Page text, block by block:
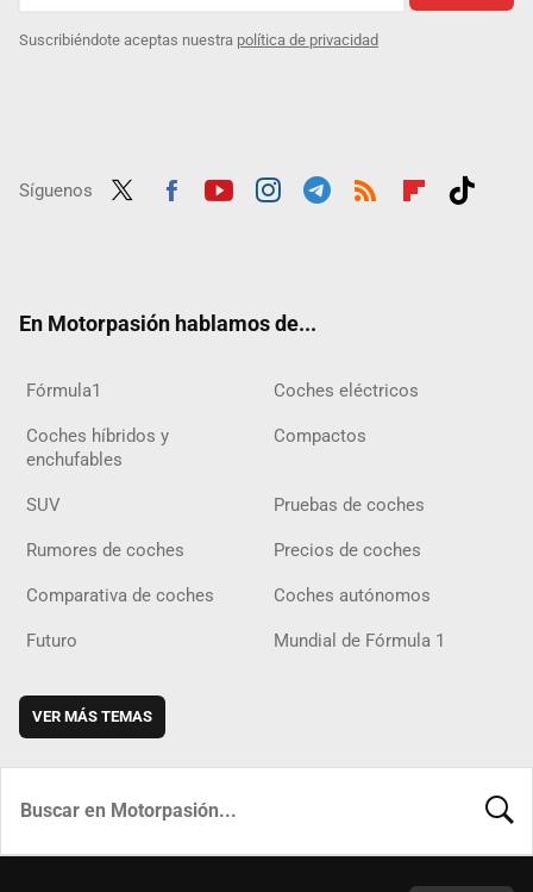
Suscribiéndote aceptas nuestra política de privacidad
Síguenos
En Motorpasión hablamos de...
Fórmula1 Coches eléctricos
Coches híbridos y
enchufables
Compactos
SUV Pruebas de coches
Rumores de coches Precios de coches
Comparativa de coches Coches autónomos
Futuro Mundial de Fórmula 1
VER MÁS TEMAS